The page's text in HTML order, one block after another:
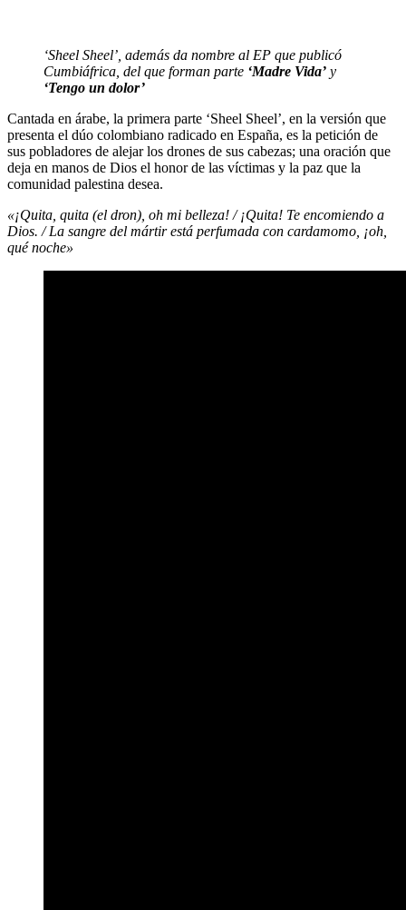
‘Sheel Sheel’, además da nombre al EP que publicó
Cumbiáfrica, del que forman parte ‘Madre Vida’ y
‘Tengo un dolor’
Cantada en árabe, la primera parte ‘Sheel Sheel’, en la versión que
presenta el dúo colombiano radicado en España, es la petición de
sus pobladores de alejar los drones de sus cabezas; una oración que
deja en manos de Dios el honor de las víctimas y la paz que la
comunidad palestina desea.
«¡Quita, quita (el dron), oh mi belleza! / ¡Quita! Te encomiendo a
Dios. / La sangre del mártir está perfumada con cardamomo, ¡oh,
qué noche»